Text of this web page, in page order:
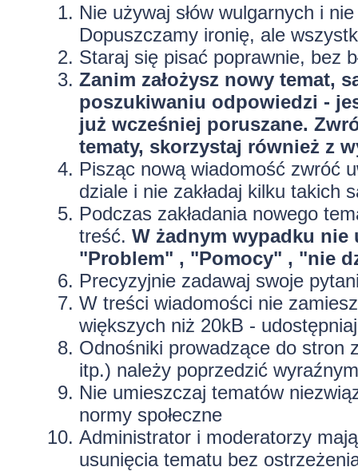
Nie używaj słów wulgarnych i
Dopuszczamy ironię, ale
Staraj się pisać poprawnie, bez
Zanim założysz nowy temat,
poszukiwaniu odpowiedzi -
już wcześniej poruszane.
tematy, skorzystaj również z
Pisząc nową wiadomość zwróć
dziale i nie zakładaj kilku takich
Podczas zakładania nowego
treść. W żadnym wypadku
"Problem" , "Pomocy" , "nie
Precyzyjniezadawaj swoje
W treści wiadomości nie
większych niż 20kB -
Odnośniki prowadzące do stron
itp.) należy poprzedzić
Nie umieszczaj tematów
normy społeczne
Administrator i moderatorzy
usunięcia tematu bez